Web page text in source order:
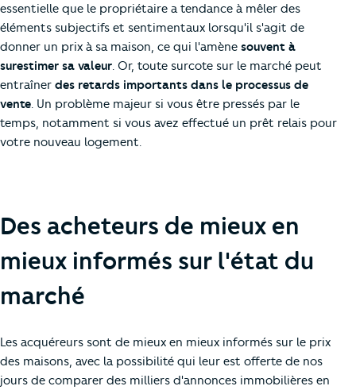
essentielle que le propriétaire a tendance à mêler des
éléments subjectifs et sentimentaux lorsqu'il s'agit de
donner un prix à sa maison, ce qui l'amène souvent à
surestimer sa valeur. Or, toute surcote sur le marché peut
entraîner des retards importants dans le processus de
vente. Un problème majeur si vous être pressés par le
temps, notamment si vous avez effectué un prêt relais pour
votre nouveau logement.
Des acheteurs de mieux en
mieux informés sur l'état du
marché
Les acquéreurs sont de mieux en mieux informés sur le prix
des maisons, avec la possibilité qui leur est offerte de nos
jours de comparer des milliers d'annonces immobilières en